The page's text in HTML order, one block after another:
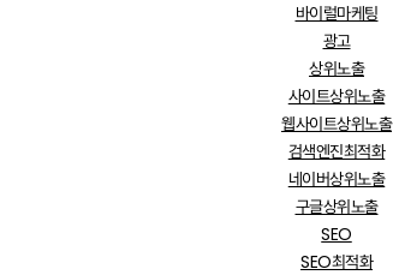
바이럴마케팅
광고
상위노출
사이트상위노출
웹사이트상위노출
검색엔진최적화
네이버상위노출
구글상위노출
SEO
SEO최적화